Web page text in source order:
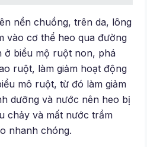
nền chuồng, trên da, lông
vào cơ thể heo qua đường
ở biểu mộ ruột non, phá
ruột, làm giảm hoạt động
mô ruột, từ đó làm giảm
dưỡng và nước nên heo bị
chảy và mất nước trầm
nhanh chóng.